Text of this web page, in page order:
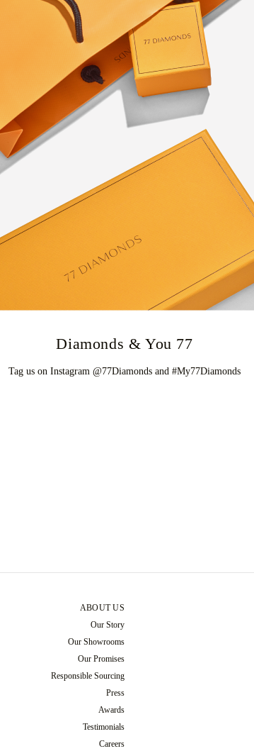
77 Diamonds & You
Tag us on Instagram @77Diamonds and #My77Diamonds
ABOUT US
Our Story
Our Showrooms
Our Promises
Responsible Sourcing
Press
Awards
Testimonials
Careers